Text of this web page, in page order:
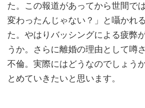
た。この報道があってから世間で
変わったんじゃない？」と囁かれ
た。やはりバッシングによる疲弊
うか。さらに離婚の理由として噂
不倫。実際にはどうなのでしょう
とめていきたいと思います。